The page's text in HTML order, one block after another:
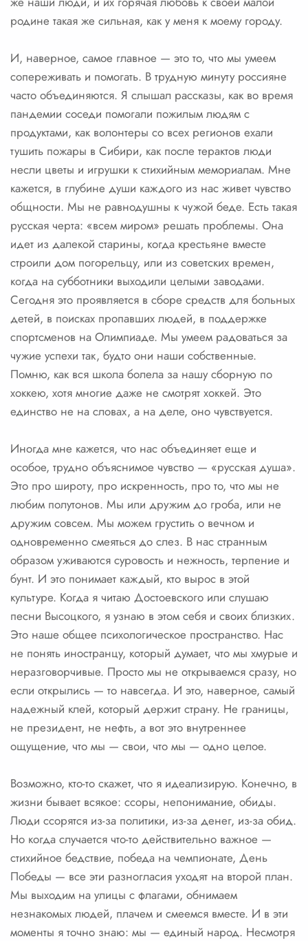
родине такая же сильная, как у меня к моему городу.
И, наверное, самое главное — это то, что мы умеем
сопереживать и помогать. В трудную минуту россияне
часто объединяются. Я слышал рассказы, как во время
пандемии соседи помогали пожилым людям с
продуктами, как волонтеры со всех регионов ехали
тушить пожары в Сибири, как после терактов люди
несли цветы и игрушки к стихийным мемориалам. Мне
кажется, в глубине души каждого из нас живет чувство
общности. Мы не равнодушны к чужой беде. Есть такая
русская черта: «всем миром» решать проблемы. Она
идет из далекой старины, когда крестьяне вместе
строили дом погорельцу, или из советских времен,
когда на субботники выходили целыми заводами.
Сегодня это проявляется в сборе средств для больных
детей, в поисках пропавших людей, в поддержке
спортсменов на Олимпиаде. Мы умеем радоваться за
чужие успехи так, будто они наши собственные.
Помню, как вся школа болела за нашу сборную по
хоккею, хотя многие даже не смотрят хоккей. Это
единство не на словах, а на деле, оно чувствуется.
Иногда мне кажется, что нас объединяет еще и
особое, трудно объяснимое чувство — «русская душа».
Это про широту, про искренность, про то, что мы не
любим полутонов. Мы или дружим до гроба, или не
дружим совсем. Мы можем грустить о вечном и
одновременно смеяться до слез. В нас странным
образом уживаются суровость и нежность, терпение и
бунт. И это понимает каждый, кто вырос в этой
культуре. Когда я читаю Достоевского или слушаю
песни Высоцкого, я узнаю в этом себя и своих близких.
Это наше общее психологическое пространство. Нас
не понять иностранцу, который думает, что мы хмурые и
неразговорчивые. Просто мы не открываемся сразу, но
если открылись — то навсегда. И это, наверное, самый
надежный клей, который держит страну. Не границы,
не президент, не нефть, а вот это внутреннее
ощущение, что мы — свои, что мы — одно целое.
Возможно, кто-то скажет, что я идеализирую. Конечно, в
жизни бывает всякое: ссоры, непонимание, обиды.
Люди ссорятся из-за политики, из-за денег, из-за обид.
Но когда случается что-то действительно важное —
стихийное бедствие, победа на чемпионате, День
Победы — все эти разногласия уходят на второй план.
Мы выходим на улицы с флагами, обнимаем
незнакомых людей, плачем и смеемся вместе. И в эти
моменты я точно знаю: мы — единый народ. Несмотря